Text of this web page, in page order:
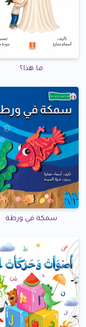
ما هذا؟
سمكة في ورطة